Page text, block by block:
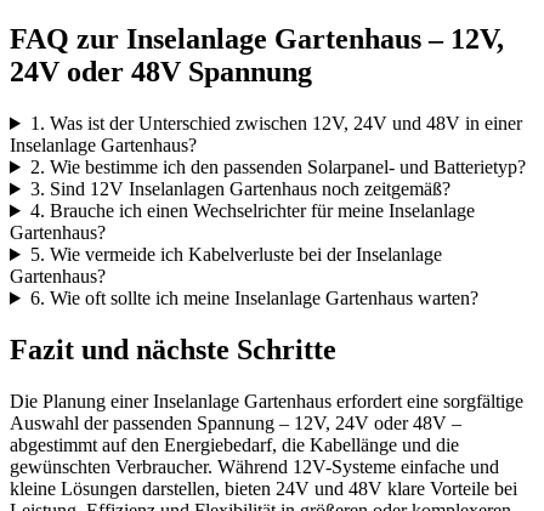
FAQ zur Inselanlage Gartenhaus – 12V,
24V oder 48V Spannung
1. Was ist der Unterschied zwischen 12V, 24V und 48V in einer
Inselanlage Gartenhaus?
2. Wie bestimme ich den passenden Solarpanel- und Batterietyp?
3. Sind 12V Inselanlagen Gartenhaus noch zeitgemäß?
4. Brauche ich einen Wechselrichter für meine Inselanlage
Gartenhaus?
5. Wie vermeide ich Kabelverluste bei der Inselanlage
Gartenhaus?
6. Wie oft sollte ich meine Inselanlage Gartenhaus warten?
Fazit und nächste Schritte
Die Planung einer Inselanlage Gartenhaus erfordert eine sorgfältige
Auswahl der passenden Spannung – 12V, 24V oder 48V –
abgestimmt auf den Energiebedarf, die Kabellänge und die
gewünschten Verbraucher. Während 12V-Systeme einfache und
kleine Lösungen darstellen, bieten 24V und 48V klare Vorteile bei